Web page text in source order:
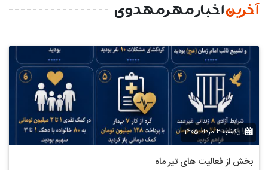
آخریناخبار مهرمهدوی
یکشنبه 4 مرداد 1405
بخش از فعالیت های تیر ماه